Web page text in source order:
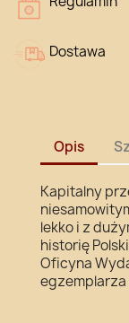
Dostawa
Opis
Kapitalny
lekko i z
historię
Oficyna